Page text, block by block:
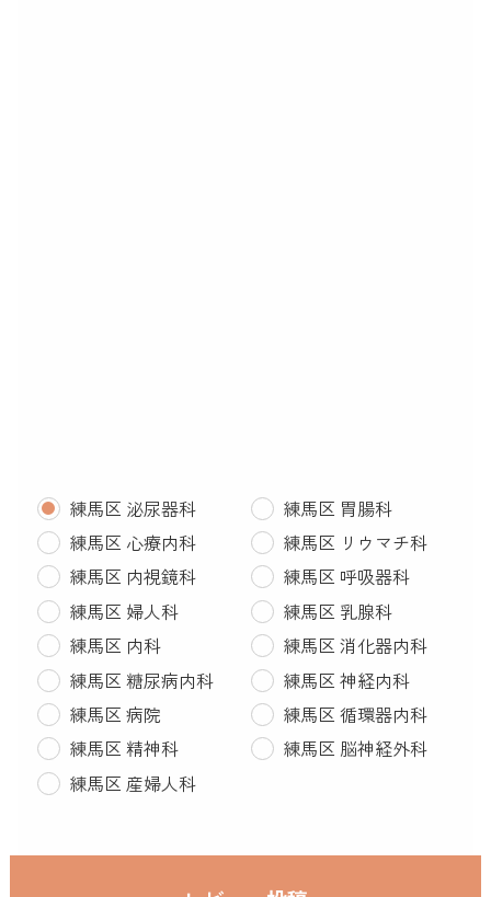
練馬区 泌尿器科
練馬区 胃腸科
練馬区 心療内科
練馬区 リウマチ科
練馬区 内視鏡科
練馬区 呼吸器科
練馬区 婦人科
練馬区 乳腺科
練馬区 内科
練馬区 消化器内科
練馬区 糖尿病内科
練馬区 神経内科
練馬区 病院
練馬区 循環器内科
練馬区 精神科
練馬区 脳神経外科
練馬区 産婦人科